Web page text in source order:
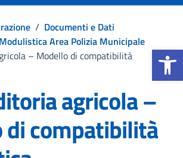
Apri la
/ Documenti e Dati
Modulistica Area Polizia Municipale
– Modello di compatibilità
agricola –
di compatibilità